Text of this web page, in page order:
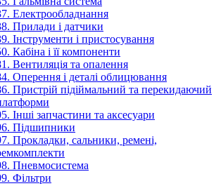
Електрообладнання
Прилади і датчики
Інструменти і пристосування
Кабіна і її компоненти
Вентиляція та опалення
Оперення і деталі облицювання
Пристрій підіймальний та перекидаючий
Інші запчастини та аксесуари
Підшипники
Прокладки, сальники, ремені,
Пневмосистема
Фільтри